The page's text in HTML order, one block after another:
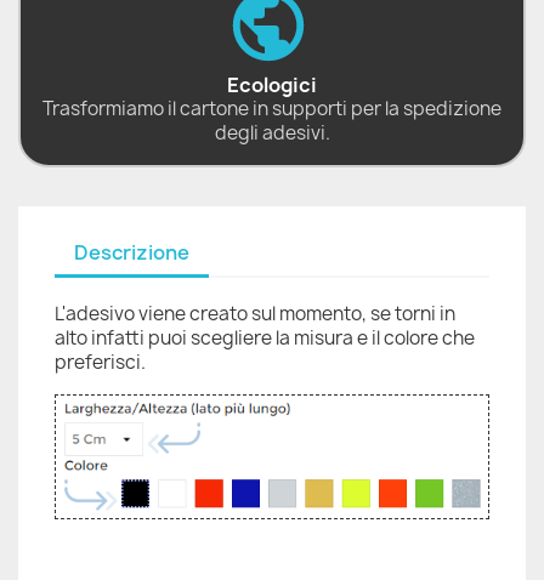
Ecologici
Trasformiamo il cartone in supporti per la spedizione
degli adesivi.
Descrizione
L'adesivo viene creato sul momento, se torni in
alto infatti puoi scegliere la misura e il colore che
preferisci.